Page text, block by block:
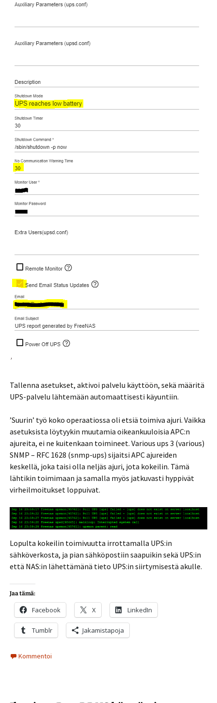
’
Tallenna asetukset, aktivoi palvelu käyttöön, sekä määritä
UPS-palvelu lähtemään automaattisesti käyuntiin.
’Suurin’ työ koko operaatiossa oli etsiä toimiva ajuri. Vaikka
asetuksista löytyykin muutamia oikeankuuloisia APC:n
ajureita, ei ne kuitenkaan toimineet. Various ups 3 (various)
SNMP – RFC 1628 (snmp-ups) sijaitsi APC ajureiden
keskellä, joka taisi olla neljäs ajuri, jota kokeilin. Tämä
lähtikin toimimaan ja samalla myös jatkuvasti hyppivät
virheilmoitukset loppuivat.
Lopulta kokeilin toimivuutta irrottamalla UPS:in
sähköverkosta, ja pian sähköpostiin saapuikin sekä UPS:in
että NAS:in lähettämänä tieto UPS:in siirtymisestä akulle.
Jaa tämä:
Facebook X LinkedIn
Tumblr Jakamistapoja
Kommentoi